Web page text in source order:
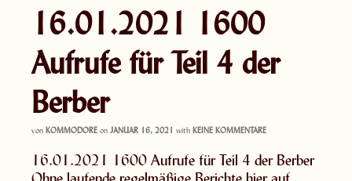
16.01.2021 1600
Aufrufe für Teil 4 der
Berber
von KOMMODORE on JANUAR 16, 2021 with KEINE KOMMENTARE
16.01.2021 1600 Aufrufe für Teil 4 der Berber